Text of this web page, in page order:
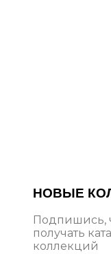
НОВЫЕ
Подпишись,
получать
коллекций